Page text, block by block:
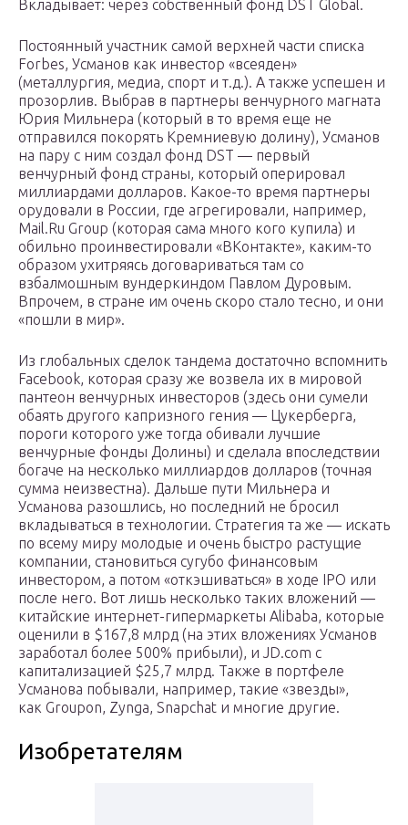
Вкладывает: через собственный фонд DST Global.
Постоянный участник самой верхней части списка
Forbes, Усманов как инвестор «всеяден»
(металлургия, медиа, спорт и т.д.). А также успешен и
прозорлив. Выбрав в партнеры венчурного магната
Юрия Мильнера (который в то время еще не
отправился покорять Кремниевую долину), Усманов
на пару с ним создал фонд DST — первый
венчурный фонд страны, который оперировал
миллиардами долларов. Какое-то время партнеры
орудовали в России, где агрегировали, например,
Mail.Ru Group (которая сама много кого купила) и
обильно проинвестировали «ВКонтакте», каким-то
образом ухитряясь договариваться там со
взбалмошным вундеркиндом Павлом Дуровым.
Впрочем, в стране им очень скоро стало тесно, и они
«пошли в мир».
Из глобальных сделок тандема достаточно вспомнить
Facebook, которая сразу же возвела их в мировой
пантеон венчурных инвесторов (здесь они сумели
обаять другого капризного гения — Цукерберга,
пороги которого уже тогда обивали лучшие
венчурные фонды Долины) и сделала впоследствии
богаче на несколько миллиардов долларов (точная
сумма неизвестна). Дальше пути Мильнера и
Усманова разошлись, но последний не бросил
вкладываться в технологии. Стратегия та же — искать
по всему миру молодые и очень быстро растущие
компании, становиться сугубо финансовым
инвестором, а потом «откэшиваться» в ходе IPO или
после него. Вот лишь несколько таких вложений —
китайские интернет-гипермаркеты Alibaba, которые
оценили в $167,8 млрд (на этих вложениях Усманов
заработал более 500% прибыли), и JD.com с
капитализацией $25,7 млрд. Также в портфеле
Усманова побывали, например, такие «звезды»,
как Groupon, Zynga, Snapchat и многие другие.
Изобретателям